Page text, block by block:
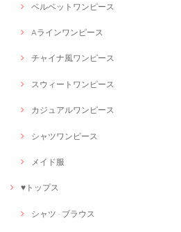
ベルベットワンピース
Aラインワンピース
チャイナ風ワンピース
スウィートワンピース
カジュアルワンピース
シャツワンピース
メイド服
♥トップス
シャツ · ブラウス